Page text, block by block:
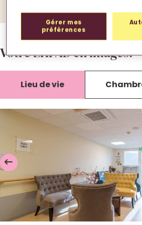
Votre EHPAD en images.
Lieu de vie
Gérer mes
préférences